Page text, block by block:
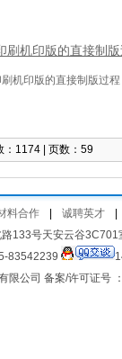
刷机印版的直接制
机印版的直接制版过程
：1174 | 页数：59
料合作 诚聘英才
133号天安云谷
83542239
限公司 备案/许可证号